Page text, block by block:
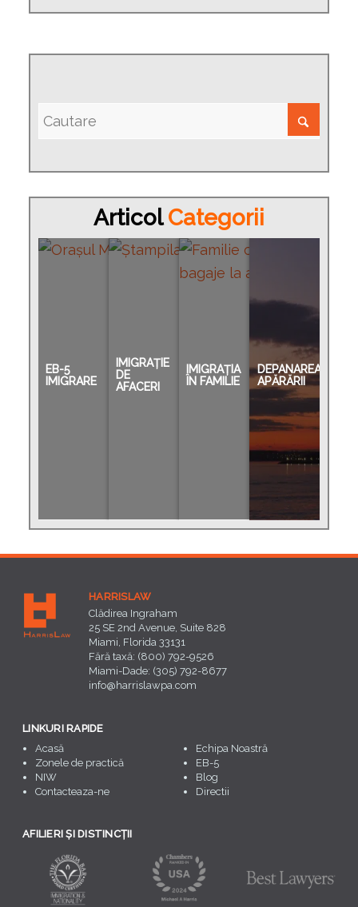
ArticolCategorii
EB-5
IMIGRARE
IMIGRAȚIE
DE
AFACERI
IMIGRAȚIA
ÎN FAMILIE
DEPANAREA
APĂRĂRII
HARRISLAW
Clădirea Ingraham
25 SE 2nd Avenue, Suite 828
Miami, Florida 33131
Fără taxă: (800) 792-9526
Miami-Dade: (305) 792-8677
info@harrislawpa.com
LINKURI RAPIDE
Acasă
Echipa Noastră
Zonele de practică
EB-5
NIW
Blog
Contacteaza-ne
Directii
AFILIERI ȘI DISTINCȚII